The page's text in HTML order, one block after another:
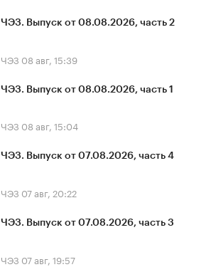
ЧЭЗ. Выпуск от 08.08.2026, часть 2
ЧЭЗ 08 авг, 15:39
ЧЭЗ. Выпуск от 08.08.2026, часть 1
ЧЭЗ 08 авг, 15:04
ЧЭЗ. Выпуск от 07.08.2026, часть 4
ЧЭЗ 07 авг, 20:22
ЧЭЗ. Выпуск от 07.08.2026, часть 3
ЧЭЗ 07 авг, 19:57